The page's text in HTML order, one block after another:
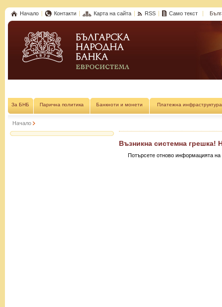
Начало Контакти Карта на сайта RSS Само текст
За БНБ Парична политика Банкноти и монети Платежна инфраструктура
Начало
Възникна системна грешка!
Потърсете отново информацията на